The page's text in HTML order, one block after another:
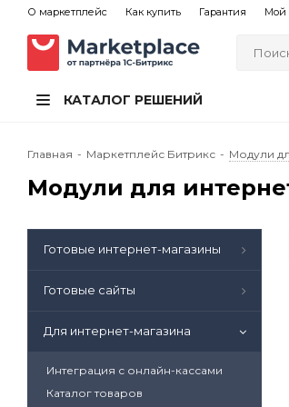
О маркетплейс Как купить Гарантия Мой
КАТАЛОГ РЕШЕНИЙ
Главная - Маркетплейс Битрикс - Модули
Модули для
Готовые интернет-магазины
Готовые сайты
Для интернет-магазина
Интеграция с онлайн-кассами
Каталог товаров